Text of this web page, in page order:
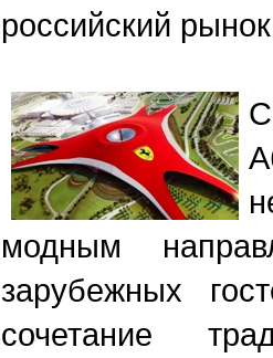
российский рынок
модным
зарубежных
сочетание